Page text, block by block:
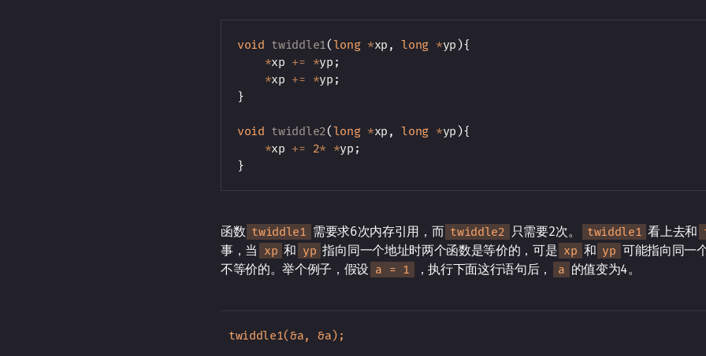
void twiddle1( long *xp , long *yp ){
*xp += *yp ;
*xp += *yp ;
}
void twiddle2( long *xp , long *yp ){
*xp += 2* *yp ;
}
函数 twiddle1 需要求6次内存引用，而 twiddle2 只需要2次。 twiddle1 看上去和
事，当 xp 和 yp 指向同一个地址时两个函数是等价的，可是 xp 和 yp 可能指向同一
不等价的。举个例子，假设 a = 1 ，执行下面这行语句后， a 的值变为4。